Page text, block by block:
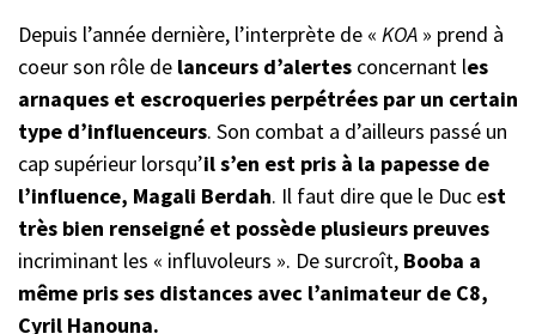
Depuis l’année dernière, l’interprète de « KOA » prend à
coeur son rôle de lanceurs d’alertes concernant les
arnaques et escroqueries perpétrées par un certain
type d’influenceurs. Son combat a d’ailleurs passé un
cap supérieur lorsqu’il s’en est pris à la papesse de
l’influence, Magali Berdah. Il faut dire que le Duc est
très bien renseigné et possède plusieurs preuves
incriminant les « influvoleurs ». De surcroît, Booba a
même pris ses distances avec l’animateur de C8,
Cyril Hanouna.